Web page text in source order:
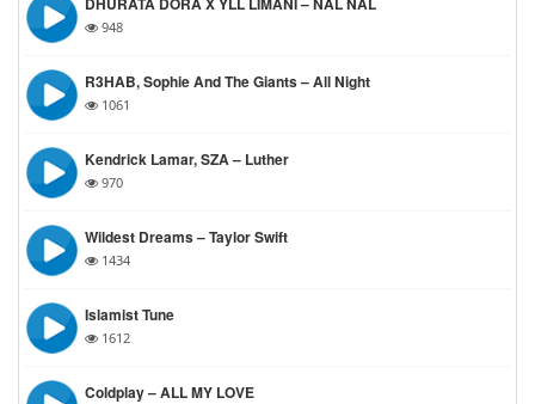
948
R3HAB, Sophie And The Giants – All Night
1061
Kendrick Lamar, SZA – Luther
970
Wildest Dreams – Taylor Swift
1434
Islamist Tune
1612
Coldplay – ALL MY LOVE